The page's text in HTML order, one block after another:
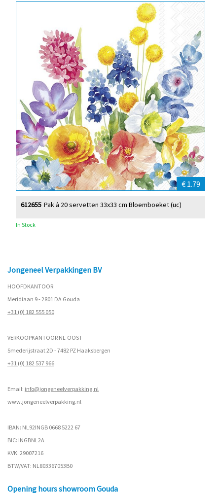
€ 1.79
Pak à 20 servetten 33x33 cm Bloemboeket (uc)
612655
In Stock
Jongeneel Verpakkingen BV
HOOFDKANTOOR
Meridiaan 9 - 2801 DA Gouda
+31 (0) 182 555 050
VERKOOPKANTOOR NL-OOST
Smederijstraat 2D - 7482 PZ Haaksbergen
+31 (0) 182 537 966
Email: info@jongeneelverpakking.nl
www.jongeneelverpakking.nl
IBAN: NL92INGB 0668 5222 67
BIC: INGBNL2A
KVK: 29007216
BTW/VAT: NL803367053B0
Opening hours showroom Gouda